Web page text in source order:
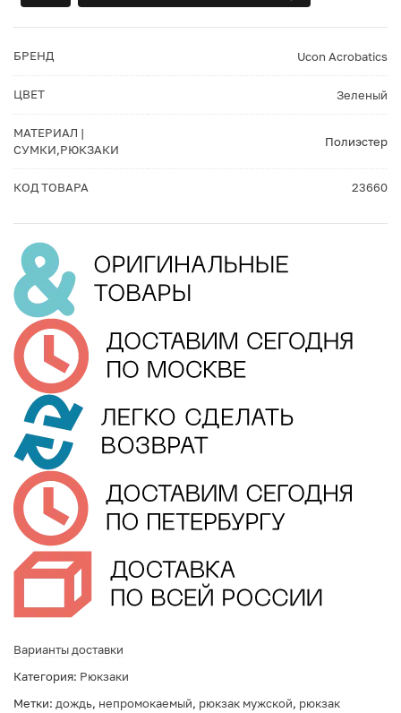
БРЕНД Ucon Acrobatics
ЦВЕТ Зеленый
МАТЕРИАЛ |
СУМКИ,РЮКЗАКИ
Полиэстер
КОД ТОВАРА 23660
Варианты доставки
Категория: Рюкзаки
Метки: дождь, непромокаемый, рюкзак мужской, рюкзак